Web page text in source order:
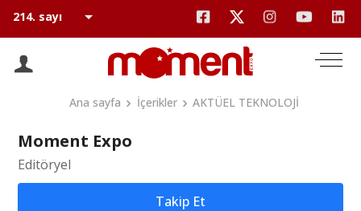
Ana sayfa İçerikler AKTÜEL TEKNOLOJİ
Moment Expo
Editöryel
Takip Et